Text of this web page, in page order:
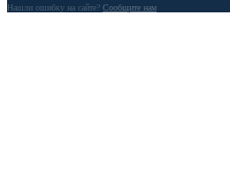
Нашли ошибку на сайте? Сообщите нам